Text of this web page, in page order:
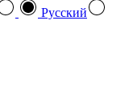
Pусский